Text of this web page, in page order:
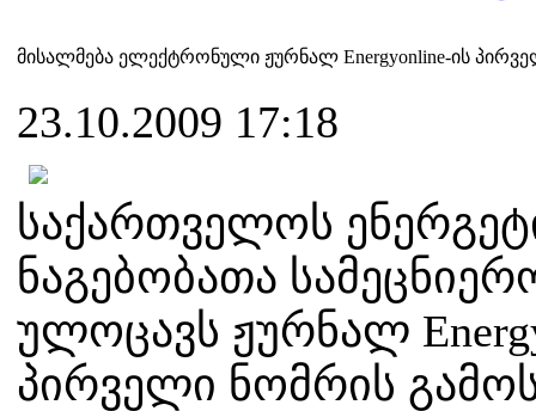
მისალმება ელექტრონული ჟურნალ Energyonline-ის
23.10.2009 17:18
საქართველოს
ნაგებობათა
ულოცავს ჟურნალ
პირველი ნომრის